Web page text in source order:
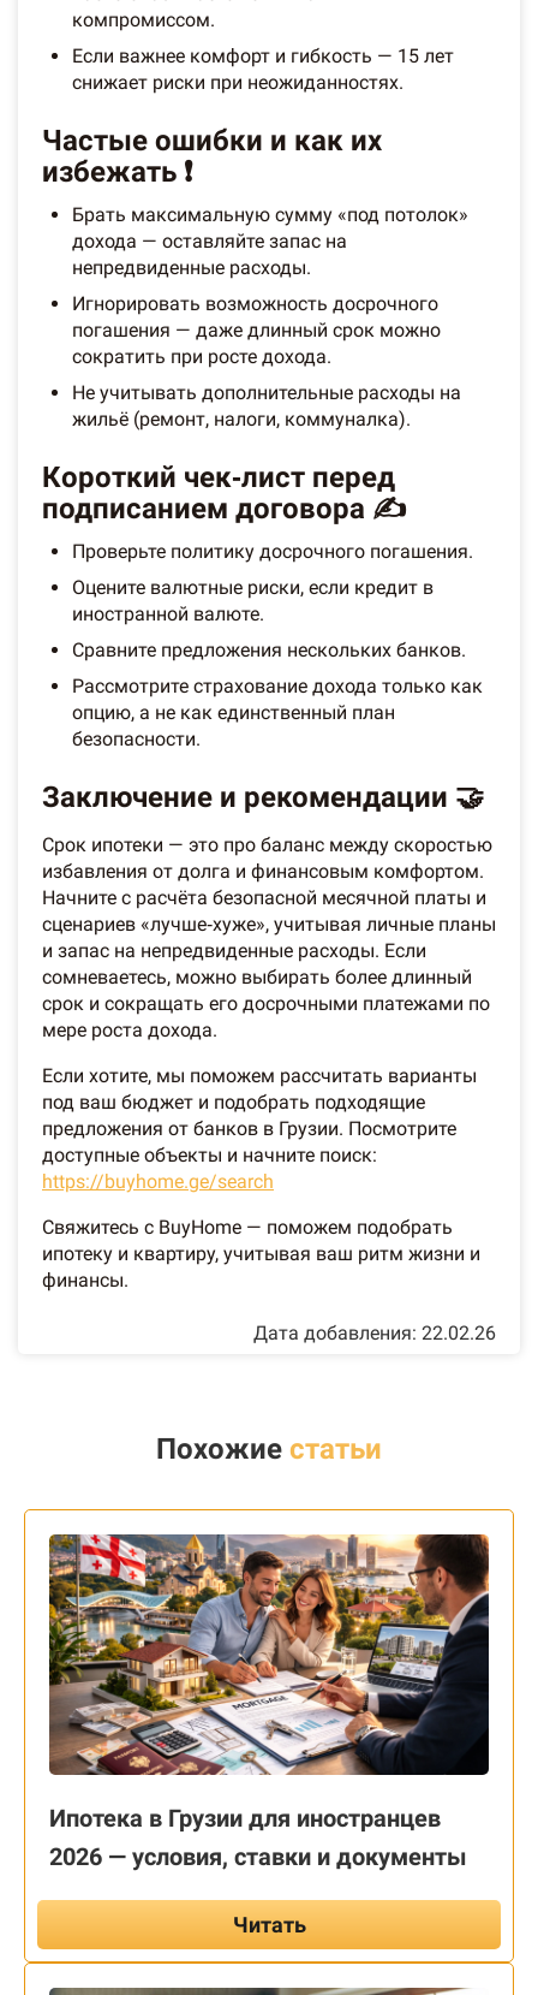
компромиссом.
Если важнее комфорт и гибкость — 15 лет
снижает риски при неожиданностях.
Частые ошибки и как их
избежать ❗
Брать максимальную сумму «под потолок»
дохода — оставляйте запас на
непредвиденные расходы.
Игнорировать возможность досрочного
погашения — даже длинный срок можно
сократить при росте дохода.
Не учитывать дополнительные расходы на
жильё (ремонт, налоги, коммуналка).
Короткий чек‑лист перед
подписанием договора ✍️
Проверьте политику досрочного погашения.
Оцените валютные риски, если кредит в
иностранной валюте.
Сравните предложения нескольких банков.
Рассмотрите страхование дохода только как
опцию, а не как единственный план
безопасности.
Заключение и рекомендации 🤝
Срок ипотеки — это про баланс между скоростью
избавления от долга и финансовым комфортом.
Начните с расчёта безопасной месячной платы и
сценариев «лучше‑хуже», учитывая личные планы
и запас на непредвиденные расходы. Если
сомневаетесь, можно выбирать более длинный
срок и сокращать его досрочными платежами по
мере роста дохода.
Если хотите, мы поможем рассчитать варианты
под ваш бюджет и подобрать подходящие
предложения от банков в Грузии. Посмотрите
доступные объекты и начните поиск:
https://buyhome.ge/search
Свяжитесь с BuyHome — поможем подобрать
ипотеку и квартиру, учитывая ваш ритм жизни и
финансы.
Дата добавления: 22.02.26
Похожие статьи
Ипотека в Грузии для иностранцев
2026 — условия, ставки и документы
Читать